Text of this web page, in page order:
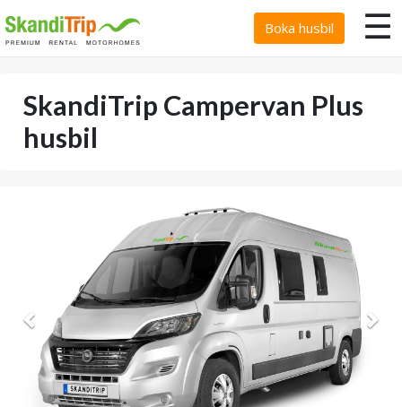
☰
Boka husbil
SkandiTrip Campervan Plus
husbil